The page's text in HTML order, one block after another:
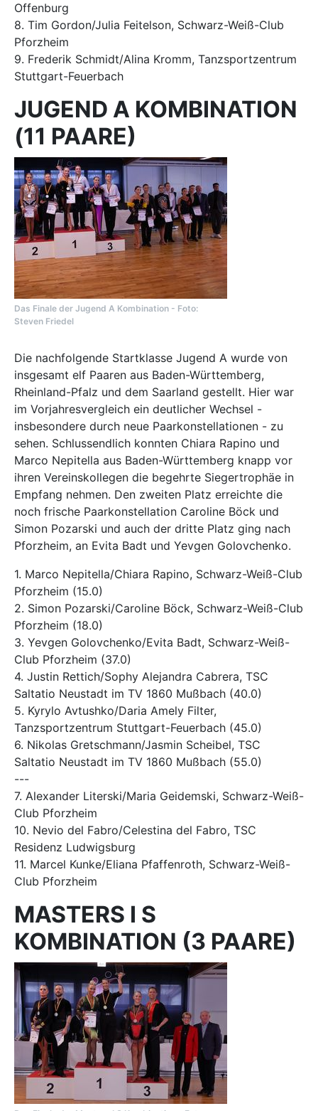
Offenburg
8. Tim Gordon/Julia Feitelson, Schwarz-Weiß-Club
Pforzheim
9. Frederik Schmidt/Alina Kromm, Tanzsportzentrum
Stuttgart-Feuerbach
JUGEND A KOMBINATION
(11 PAARE)
Das Finale der Jugend A Kombination - Foto:
Steven Friedel
Die nachfolgende Startklasse Jugend A wurde von
insgesamt elf Paaren aus Baden-Württemberg,
Rheinland-Pfalz und dem Saarland gestellt. Hier war
im Vorjahresvergleich ein deutlicher Wechsel -
insbesondere durch neue Paarkonstellationen - zu
sehen. Schlussendlich konnten Chiara Rapino und
Marco Nepitella aus Baden-Württemberg knapp vor
ihren Vereinskollegen die begehrte Siegertrophäe in
Empfang nehmen. Den zweiten Platz erreichte die
noch frische Paarkonstellation Caroline Böck und
Simon Pozarski und auch der dritte Platz ging nach
Pforzheim, an Evita Badt und Yevgen Golovchenko.
1. Marco Nepitella/Chiara Rapino, Schwarz-Weiß-Club
Pforzheim (15.0)
2. Simon Pozarski/Caroline Böck, Schwarz-Weiß-Club
Pforzheim (18.0)
3. Yevgen Golovchenko/Evita Badt, Schwarz-Weiß-
Club Pforzheim (37.0)
4. Justin Rettich/Sophy Alejandra Cabrera, TSC
Saltatio Neustadt im TV 1860 Mußbach (40.0)
5. Kyrylo Avtushko/Daria Amely Filter,
Tanzsportzentrum Stuttgart-Feuerbach (45.0)
6. Nikolas Gretschmann/Jasmin Scheibel, TSC
Saltatio Neustadt im TV 1860 Mußbach (55.0)
---
7. Alexander Literski/Maria Geidemski, Schwarz-Weiß-
Club Pforzheim
10. Nevio del Fabro/Celestina del Fabro, TSC
Residenz Ludwigsburg
11. Marcel Kunke/Eliana Pfaffenroth, Schwarz-Weiß-
Club Pforzheim
MASTERS I S
KOMBINATION (3 PAARE)